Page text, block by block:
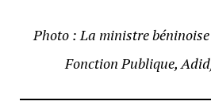
Photo : La ministre
Fonction Publique,